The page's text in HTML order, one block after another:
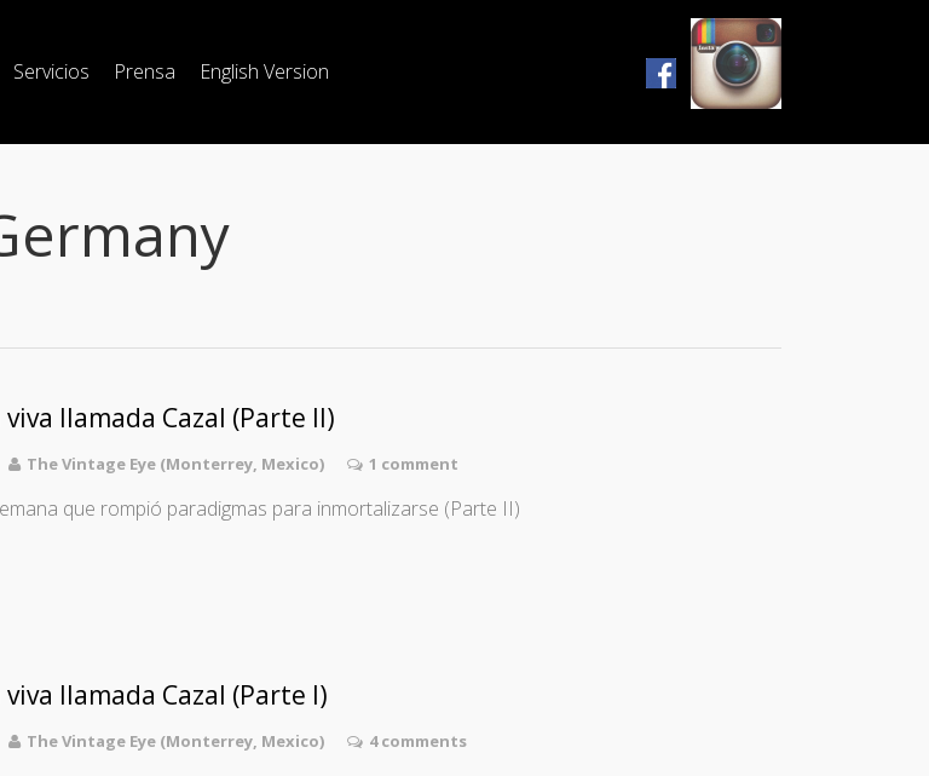
Servicios Prensa English Version
llamada Cazal (Parte II)
The Vintage Eye (Monterrey, Mexico) 1 comment
que rompió paradigmas para inmortalizarse (Parte II)
llamada Cazal (Parte I)
The Vintage Eye (Monterrey, Mexico) 4 comments